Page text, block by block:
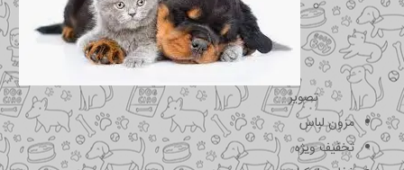
تصویر
مزون لباس
تخفیف ویژه